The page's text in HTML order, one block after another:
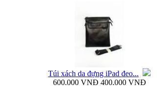
Bao da Samsung Galaxy S4 mini Flip Cover i9190...
Túi xách da đựng iPad đeo...
600.000 VNĐ 400.000 VNĐ